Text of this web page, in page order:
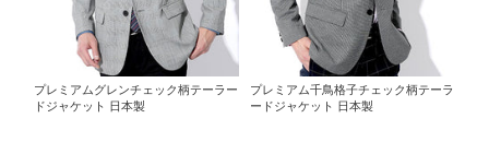
プレミアムグレンチェック柄テーラー
ドジャケット 日本製
プレミアム千鳥格子チェック柄テーラ
ードジャケット 日本製